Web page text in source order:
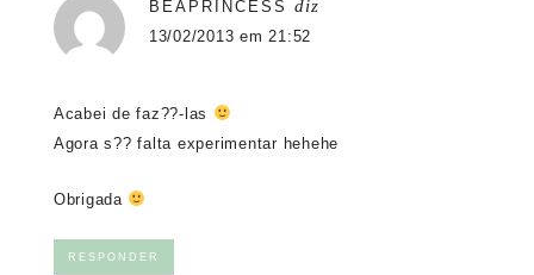
BEAPRINCESS diz
13/02/2013 em 21:52
Acabei de faz??-las
Agora s?? falta experimentar hehehe
Obrigada
RESPONDER